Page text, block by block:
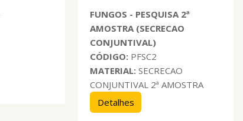
FUNGOS - PESQUISA 2ª
AMOSTRA (SECRECAO
CONJUNTIVAL)
CÓDIGO: PFSC2
MATERIAL: SECRECAO
CONJUNTIVAL 2ª AMOSTRA
Detalhes